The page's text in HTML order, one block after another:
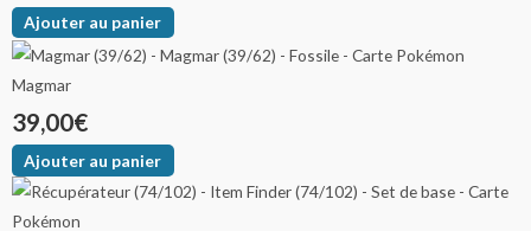
Ajouter au panier
Magmar
39,00€
Ajouter au panier